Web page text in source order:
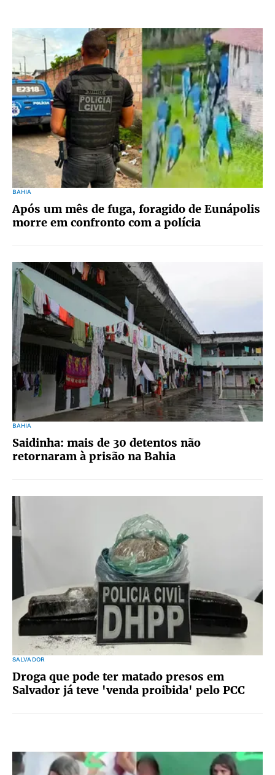
BAHIA
Após um mês de fuga, foragido de Eunápolis
morre em confronto com a polícia
BAHIA
Saidinha: mais de 30 detentos não
retornaram à prisão na Bahia
SALVADOR
Droga que pode ter matado presos em
Salvador já teve 'venda proibida' pelo PCC